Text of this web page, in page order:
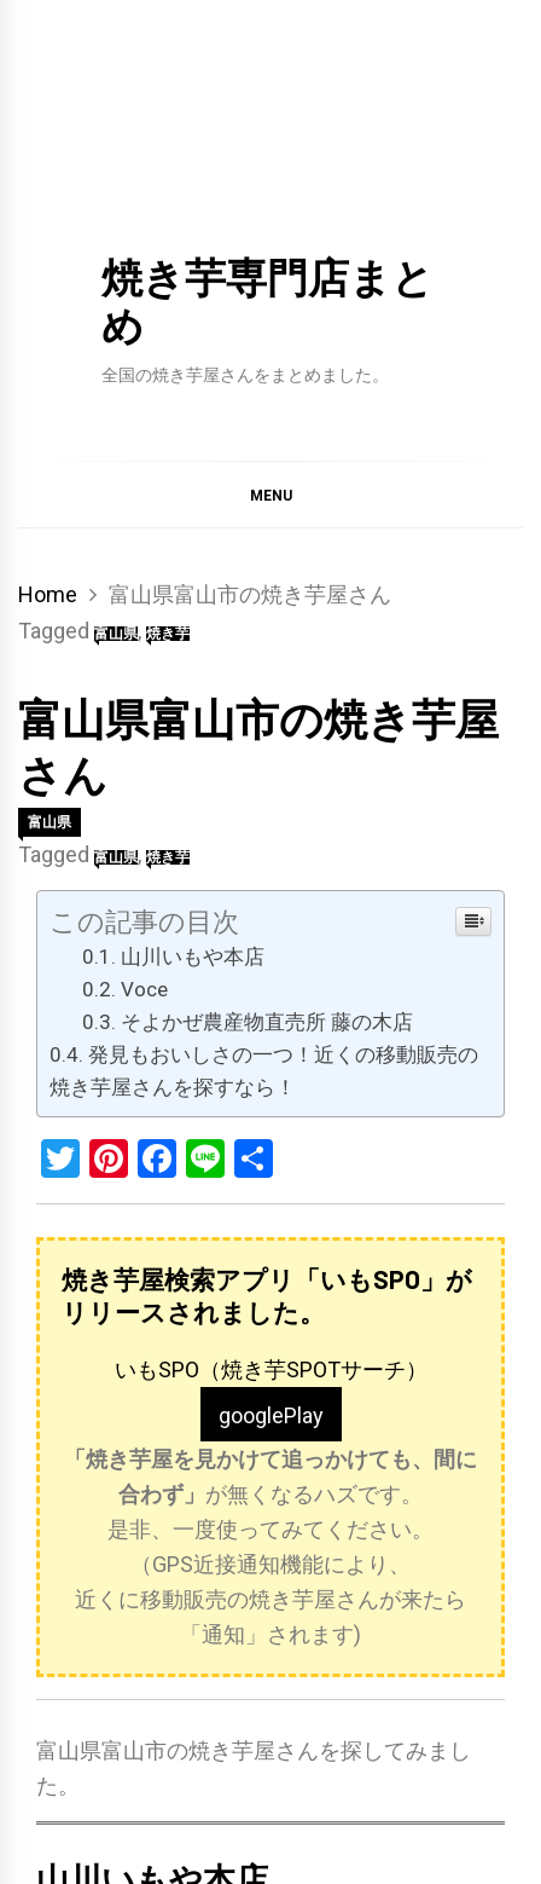
焼き芋専門店まと
め
全国の焼き芋屋さんをまとめました。
MENU
Home
富山県富山市の焼き芋屋さん
Tagged 富山県, 焼き芋
富山県富山市の焼き芋屋
さん
富山県
Tagged 富山県, 焼き芋
この記事の目次
山川いもや本店
Voce
そよかぜ農産物直売所 藤の木店
発見もおいしさの一つ！近くの移動販売の
焼き芋屋さんを探すなら！
Twitter
Pinterest
Facebook
Line
有
焼き芋屋検索アプリ「いもSPO」が
リリースされました。
いもSPO（焼き芋SPOTサーチ）
googlePlay
「焼き芋屋を見かけて追っかけても、間に
合わず」 が無くなるハズです。
是非、一度使ってみてください。
（GPS近接通知機能により、
近くに移動販売の焼き芋屋さんが来たら
「通知」されます)
富山県富山市の焼き芋屋さんを探してみまし
た。